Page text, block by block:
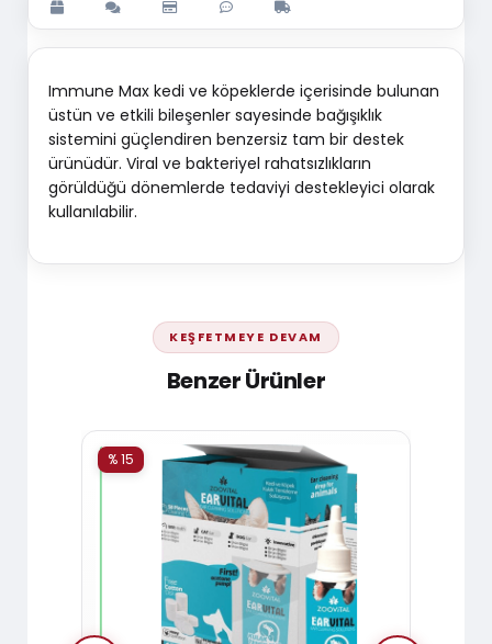
Immune Max kedi ve köpeklerde içerisinde bulunan
üstün ve etkili bileşenler sayesinde bağışıklık
sistemini güçlendiren benzersiz tam bir destek
ürünüdür. Viral ve bakteriyel rahatsızlıkların
görüldüğü dönemlerde tedaviyi destekleyici olarak
kullanılabilir.
KEŞFETMEYE DEVAM
Benzer Ürünler
% 15